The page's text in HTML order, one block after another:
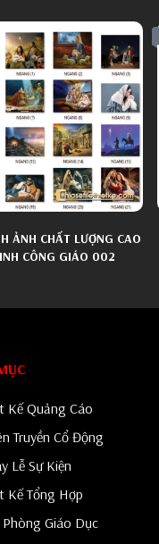
ẢNH CHẤT LƯỢNG CAO
CÔNG GIÁO 002
Kế Quảng Cáo
Truyền Cổ Động
Lễ Sự Kiện
Kế Tổng Hợp
Phòng Giáo Dục